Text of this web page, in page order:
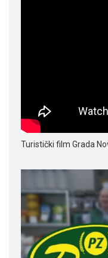
Turistički film Grada